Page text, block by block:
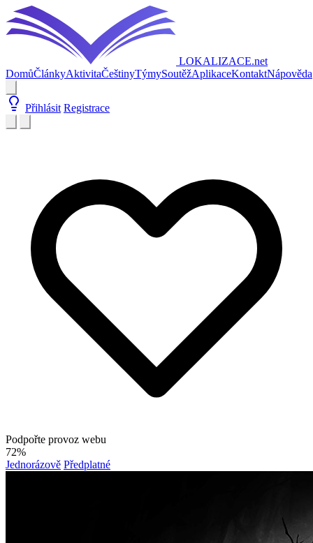
LOKALIZACE.net
DomůČlánkyAktivitaČeštinyTýmySoutěžAplikaceKontaktNápověda
Přihlásit Registrace
Podpořte provoz webu
72%
Jednorázově Předplatné